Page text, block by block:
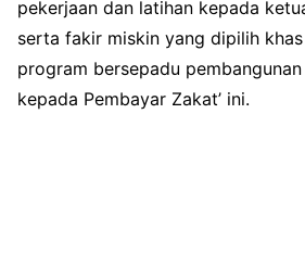
pekerjaan dan latihan kepada
serta fakir miskin yang dipilih
program bersepadu pembangunan
kepada Pembayar Zakat’ ini.